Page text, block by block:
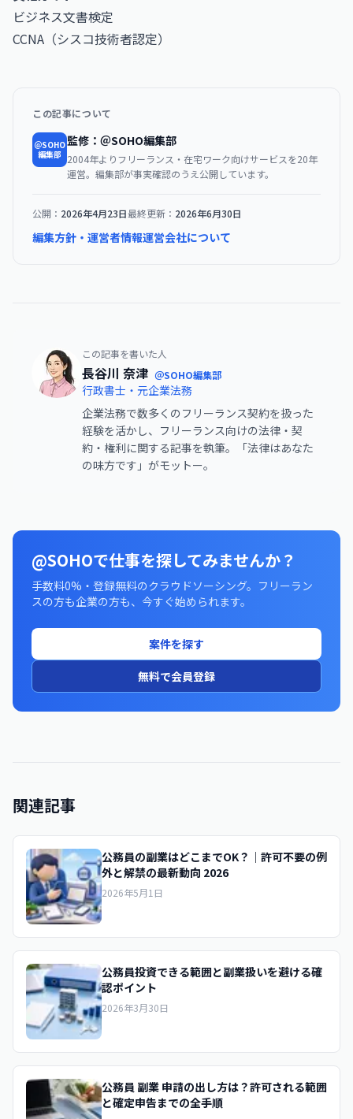
ビジネス文書検定
CCNA（シスコ技術者認定）
この記事について
＠SOHO
編集部
監修：＠SOHO編集部
2004年よりフリーランス・在宅ワーク向けサービスを20年
運営。編集部が事実確認のうえ公開しています。
公開： 2026年4月23日最終更新： 2026年6月30日
編集方針・運営者情報運営会社について
この記事を書いた人
長谷川 奈津 ＠SOHO編集部
行政書士・元企業法務
企業法務で数多くのフリーランス契約を扱った
経験を活かし、フリーランス向けの法律・契
約・権利に関する記事を執筆。「法律はあなた
の味方です」がモットー。
@SOHOで仕事を探してみませんか？
手数料0%・登録無料のクラウドソーシング。フリーラン
スの方も企業の方も、今すぐ始められます。
案件を探す
無料で会員登録
関連記事
公務員の副業はどこまでOK？｜許可不要の例
外と解禁の最新動向 2026
2026年5月1日
公務員投資できる範囲と副業扱いを避ける確
認ポイント
2026年3月30日
公務員 副業 申請の出し方は？許可される範囲
と確定申告までの全手順